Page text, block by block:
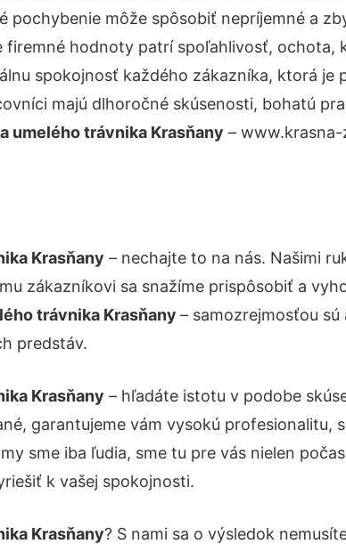
pochybenie môže spôsobiť nepríjemné a
firemné hodnoty patrí spoľahlivosť, ochota,
spokojnosť každého zákazníka, ktorá je
majú dlhoročné skúsenosti, bohatú
umelého trávnika Krasňany –
Krasňany – nechajte to na nás. Našimi
zákazníkovi sa snažíme prispôsobiť a
trávnika Krasňany – samozrejmosťou
predstáv.
Krasňany – hľadáte istotu v podobe
garantujeme vám vysokú
sme iba ľudia, sme tu pre vás nielen
k vašej spokojnosti.
Krasňany? S nami sa o výsledok